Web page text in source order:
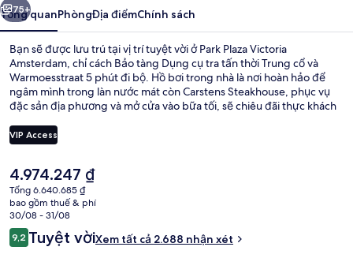
75+
Tổng quanPhòngĐịa điểmChính sách
Bạn sẽ được lưu trú tại vị trí tuyệt vời ở Park Plaza Victoria
Amsterdam, chỉ cách Bảo tàng Dụng cụ tra tấn thời Trung cổ và
Warmoesstraat 5 phút đi bộ. Hồ bơi trong nhà là nơi hoàn hảo để
ngâm mình trong làn nước mát còn Carstens Steakhouse, phục vụ
đặc sản địa phương và mở cửa vào bữa tối, sẽ chiêu đãi thực khách
bị quán bar/khu lounge, trung tâm thể thao và phòng tắm hơi. Lý do
khách du lịch thích vị trí trung tâm của nơi lưu trú vì tiện cho ngắm
công cộng, cách Ga metro Amsterdam Central vài bước chân và Ga
Nieuwezijds Kolk 6 phút.
VIP Access
Giá
hiện
tại
là
4.974.247 ₫
4.974.247 ₫
Tổng 6.640.685 ₫
bao gồm thuế & phí
30/08 - 31/08
Nhận
xét
9,29,2 trên 10,
Tuyệt vờiXem tất cả 2.688 nhận xét